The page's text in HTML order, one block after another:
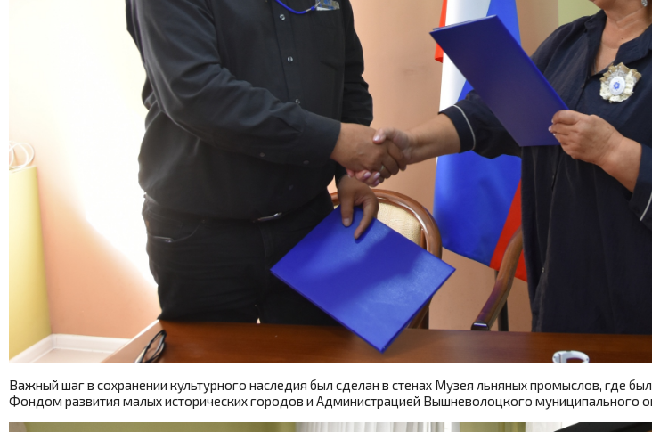
Важный шаг в сохранении культурного наследия был сделан в стенах Музея льняных промыслов, где
Фондом развития малых исторических городов и Администрацией Вышневолоцкого муниципального